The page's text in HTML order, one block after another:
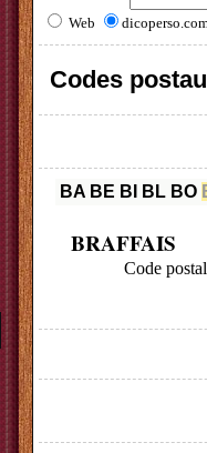
Web
Codes
BA BE BI BL BO
BRAFFAIS
Code